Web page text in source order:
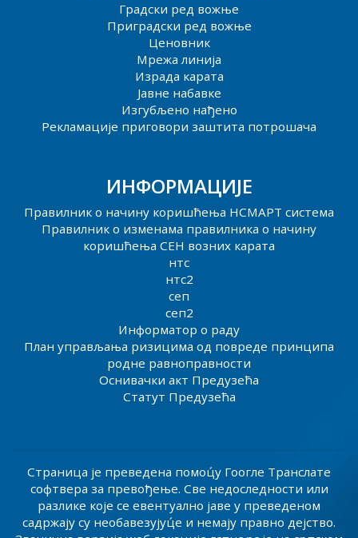
Градски ред вожње
Приградски ред вожње
Ценовник
Мрежа линија
Израда карата
Јавне набавке
Изгубљено нађено
Рекламације приговори заштита потрошача
ИНФОРМАЦИЈЕ
Правилник о начину коришћења НСМАРТ система
Правилник о изменама правилника о начину
коришћења СЕН возних карата
нтс
нтс2
сеп
сеп2
Информатор о раду
План управљања ризицима од повреде принципа
родне равноправности
Оснивачки акт Предузећа
Статут Предузећа
Страница је преведена помоц́у Гоогле Транслате
софтвера за превођење. Све недоследности или
разлике које се евентуално јаве у преведеном
садржају су необавезујуц́е и немају правно дејство.